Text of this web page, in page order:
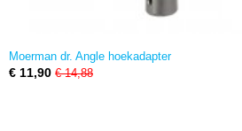
Moerman dr. Angle hoekadapter
€ 11,90 € 14,88